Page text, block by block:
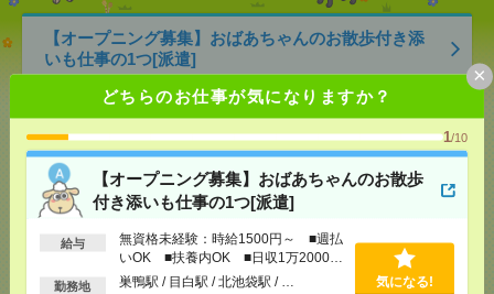
どちらのお仕事が気になりますか？
1/10
【オープニング募集】おばあちゃんのお散歩
付き添いも仕事の1つ[派遣]
給与
無資格未経験：時給1500円～ ■週払
いOK ■扶養内OK ■日収1万2000円
以上
勤務地 巣鴨駅 / 目白駅 / 北池袋駅 / … 気になる!
×
【オープニング募集】おばあちゃんのお散歩付き添
いも仕事の1つ[派遣]
無資格未経験：時給1500円～ ■週払い
OK ■扶養内OK ■日収1万2000円以上
[交通費]交通費全額支給
[勤務地]
気になる！
1750円＊【電話なし】業務に集中できる環境！事
務！残業なし！16時台定時[派遣]
[給 与]時給1750円 月収例 126,000円